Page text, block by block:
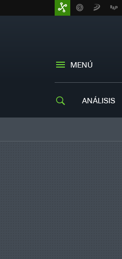
MENÚ
ANÁLISIS